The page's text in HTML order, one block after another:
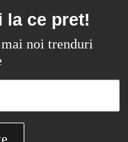
la ce pret!
noi trenduri